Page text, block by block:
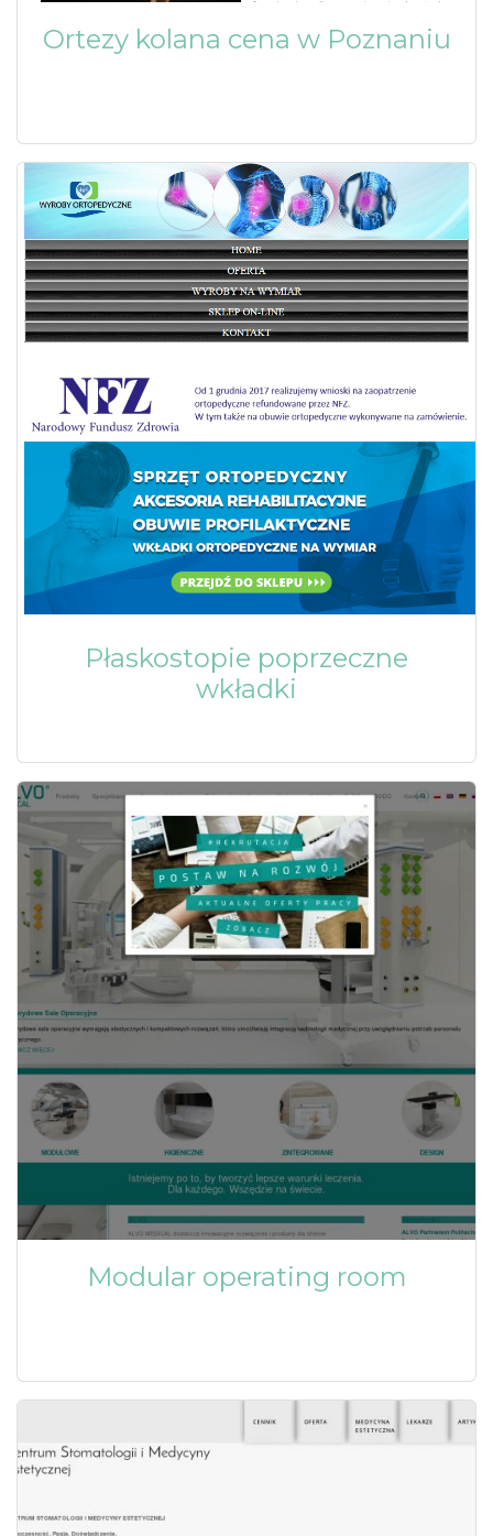
Ortezy kolana cena w Poznaniu
Płaskostopie poprzeczne
wkładki
Modular operating room